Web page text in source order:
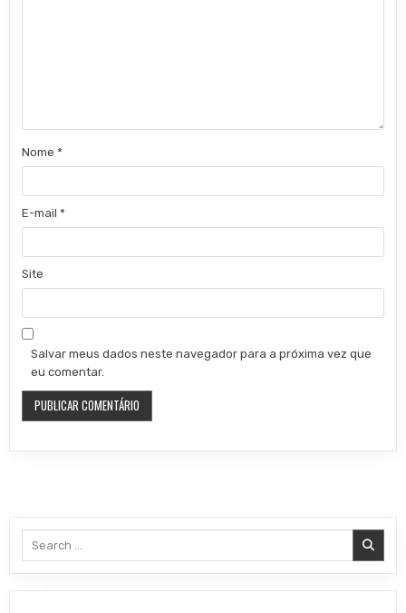
Nome*
E-mail*
Site
Salvar meus dados neste navegador para a próxima vez que
eu comentar.